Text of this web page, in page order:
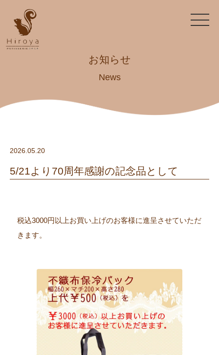
お知らせ
News
2026.05.20
5/21より70周年感謝の記念品として
税込3000円以上お買い上げのお客様に進呈させていただ
きます。